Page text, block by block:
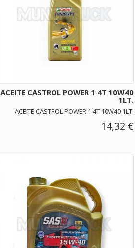
ACEITE CASTROL POWER 1 4T 10W40
1LT.
ACEITE CASTROL POWER 1 4T 10W40 1LT.
14,32 €